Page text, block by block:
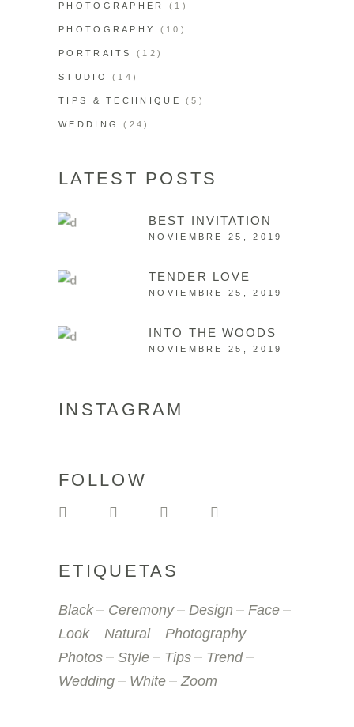
PHOTOGRAPHER (1)
PHOTOGRAPHY (10)
PORTRAITS (12)
STUDIO (14)
TIPS & TECHNIQUE (5)
WEDDING (24)
LATEST POSTS
BEST INVITATION
NOVIEMBRE 25, 2019
TENDER LOVE
NOVIEMBRE 25, 2019
INTO THE WOODS
NOVIEMBRE 25, 2019
INSTAGRAM
FOLLOW
ETIQUETAS
Black Ceremony Design
Face
Look
Natural
Photography
Photos
Style Tips
Trend
Wedding
White Zoom